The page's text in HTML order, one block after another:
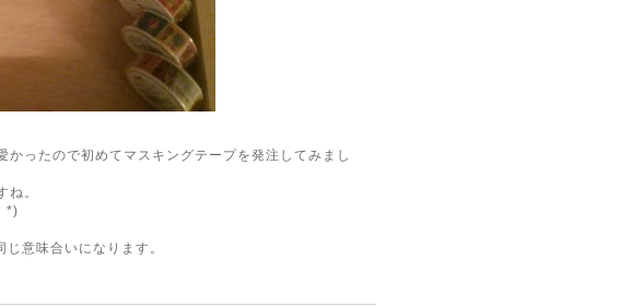
ったので初めてマスキングテープを発注してみまし
ね。
*)
意味合いになります。